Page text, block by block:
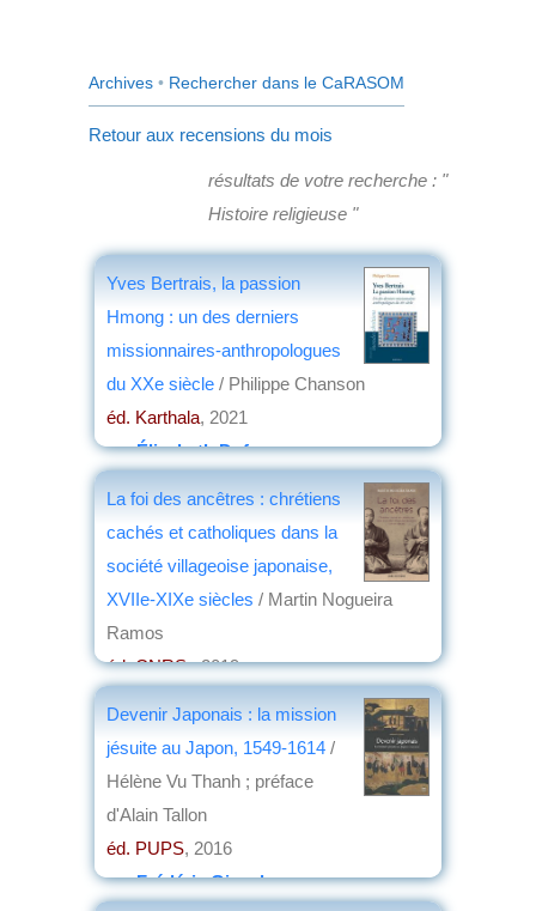
Archives • Rechercher dans le CaRASOM
Retour aux recensions du mois
résultats de votre recherche : "
Histoire religieuse "
Yves Bertrais, la passion
Hmong : un des derniers
missionnaires-anthropologues
du XXe siècle / Philippe Chanson
éd. Karthala, 2021
parÉlisabeth Dufourcq
La foi des ancêtres : chrétiens
cachés et catholiques dans la
société villageoise japonaise,
XVIIe-XIXe siècles / Martin Nogueira
Ramos
éd. CNRS, 2019
Devenir Japonais : la mission
jésuite au Japon, 1549-1614 /
Hélène Vu Thanh ; préface
d'Alain Tallon
éd. PUPS, 2016
parFrédéric Girard